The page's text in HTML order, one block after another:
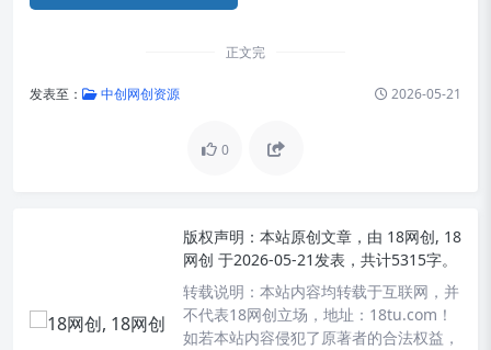
正文完
发表至： 中创网创资源 2026-05-21
0
版权声明： 本站原创文章，由 18网创, 18
网创 于2026-05-21发表，共计5315字。
转载说明： 本站内容均转载于互联网，并
不代表18网创立场，地址：18tu.com！
如若本站内容侵犯了原著者的合法权益，